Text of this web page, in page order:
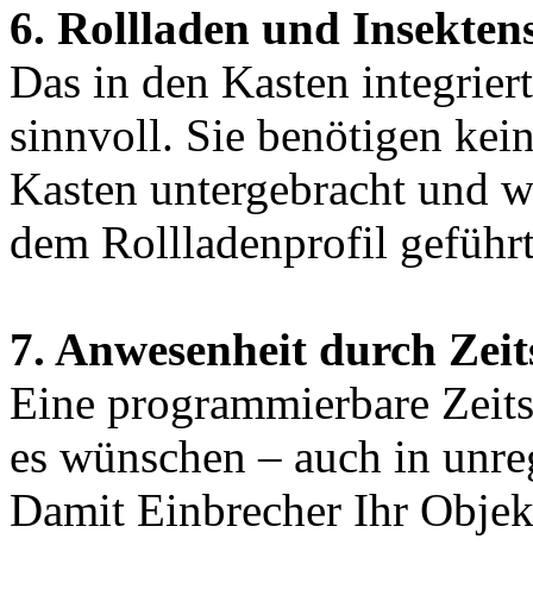
6. Rollladen und
Das in den Kasten
sinnvoll. Sie benötigen
Kasten untergebracht und
dem Rollladenprofil
7. Anwesenheit durch
Eine programmierbare
es wünschen – auch in
Damit Einbrecher Ihr